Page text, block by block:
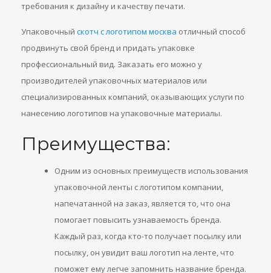
требования к дизайну и качеству печати.
Упаковочный скотч с логотипом москва отличный способ
продвинуть свой бренд и придать упаковке
профессиональный вид. Заказать его можно у
производителей упаковочных материалов или
специализированных компаний, оказывающих услуги по
нанесению логотипов на упаковочные материалы.
Преимущества:
Одним из основных преимуществ использования
упаковочной ленты с логотипом компании,
напечатанной на заказ, является то, что она
помогает повысить узнаваемость бренда.
Каждый раз, когда кто-то получает посылку или
посылку, он увидит ваш логотип на ленте, что
поможет ему легче запомнить название бренда.